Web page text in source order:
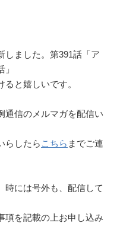
しました。第391話「ア
と嬉しいです。
通信のメルマガを配信い
らしたら こちら までご連
時には号外も、配信して
項を記載の上お申し込み